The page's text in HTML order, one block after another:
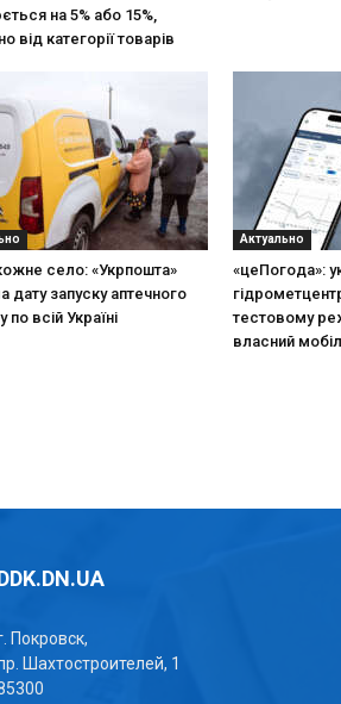
на 5% або 15%,
від категорії товарів
село: «Укрпошта»
дату запуску аптечного
по всій Україні
Актуально
«цеПогода»:
тестовому
власний
Покровск,
Шахтостроителей, 1